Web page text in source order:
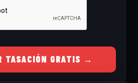
TASACIÓN GRATIS →